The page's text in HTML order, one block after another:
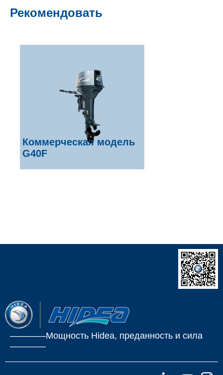
Рекомендовать
Коммерческая модель
G40F
————Мощность Hidea, преданность и сила
————